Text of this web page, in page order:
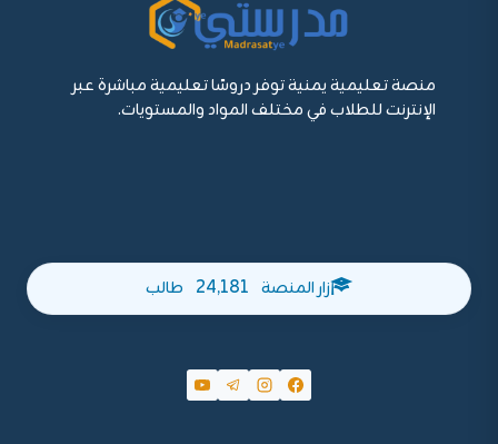
منصة تعليمية يمنية توفر دروسًا تعليمية مباشرة عبر
الإنترنت للطلاب في مختلف المواد والمستويات.
زار المنصة 24,181 طالب